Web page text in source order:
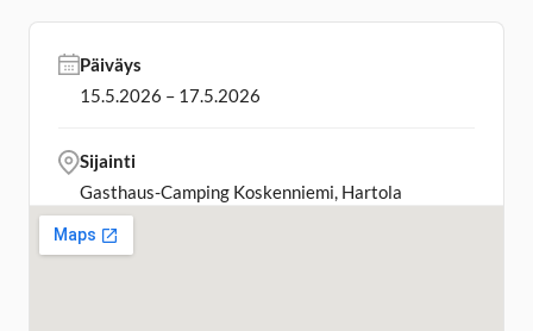
Päiväys
15.5.2026 – 17.5.2026
Sijainti
Gasthaus-Camping Koskenniemi, Hartola